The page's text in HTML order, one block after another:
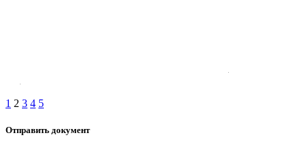
1 2 3 4 5
Отправить документ